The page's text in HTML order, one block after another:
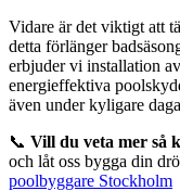
Vidare är det viktigt att
detta förlänger
erbjuder vi installation
energieffektiva
även under kyligare
📞 Vill du veta mer så
och låt oss bygga din
poolbyggare Stockholm